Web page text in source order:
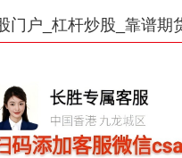
门户_杠杆炒股_靠谱期